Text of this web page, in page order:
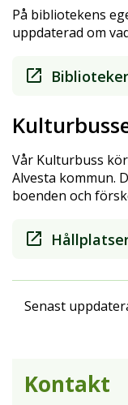
På bibliotekens
uppdaterad om
Vår Kulturbuss
Alvesta kommun.
boenden och
Senast
Kontakt